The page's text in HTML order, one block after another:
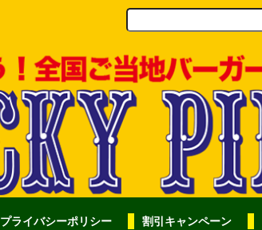
プライバシーポリシー 割引キャンペーン